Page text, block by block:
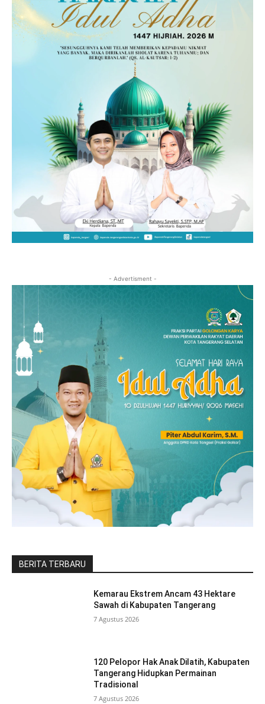
- Advertisment -
BERITA TERBARU
Kemarau Ekstrem Ancam 43 Hektare
Sawah di Kabupaten Tangerang
7 Agustus 2026
120 Pelopor Hak Anak Dilatih, Kabupaten
Tangerang Hidupkan Permainan
Tradisional
7 Agustus 2026